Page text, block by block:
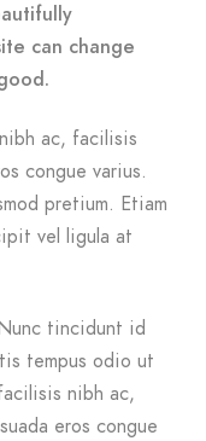
can change
ac, facilisis
congue varius.
pretium. Etiam
vel ligula at
tincidunt id
tempus odio ut
nibh ac,
eros congue